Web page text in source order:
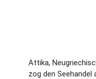
Attika,
zog den